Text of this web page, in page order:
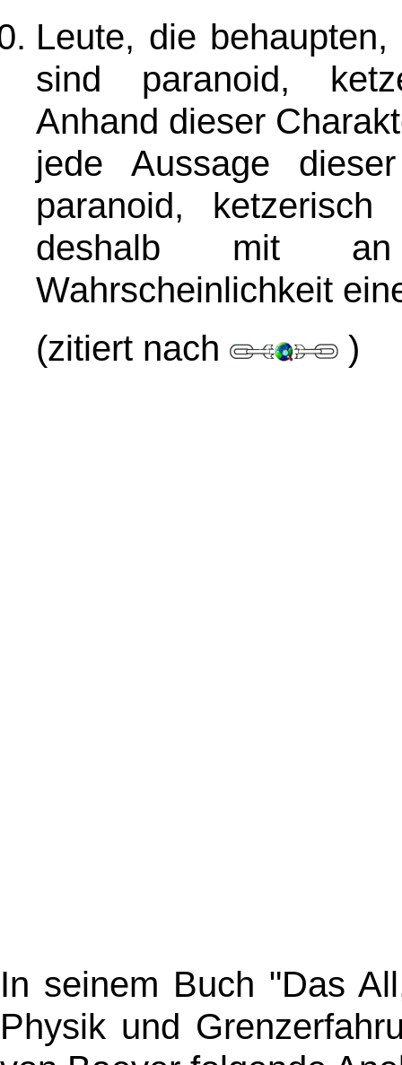
Leute, die
sind paranoid,
Anhand dieser
jede Aussage
paranoid,
deshalb mit an
Wahrscheinlichkeit
(zitiert nach
)
In seinem Buch "Das
Physik und